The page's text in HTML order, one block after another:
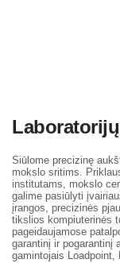
Siūlome precizinę
mokslo sritims.
institutams, mokslo
galime pasiūlyti
įrangos, precizinės
tikslios kompiuterinės
pageidaujamose
garantinį ir pogarantinį
gamintojais Loadpoint,